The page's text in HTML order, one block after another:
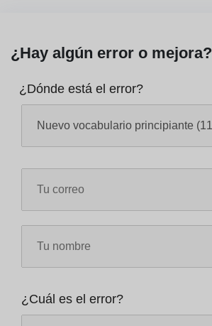
¿Hay algún error o mejora?
¿Dónde está el error?
¿Cuál es el error?